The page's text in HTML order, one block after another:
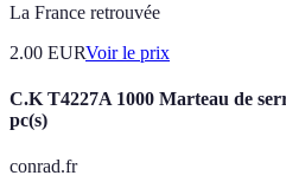
La France retrouvée
2.00 EURVoir le prix
C.K T4227A 1000 Marteau de
pc(s)
conrad.fr